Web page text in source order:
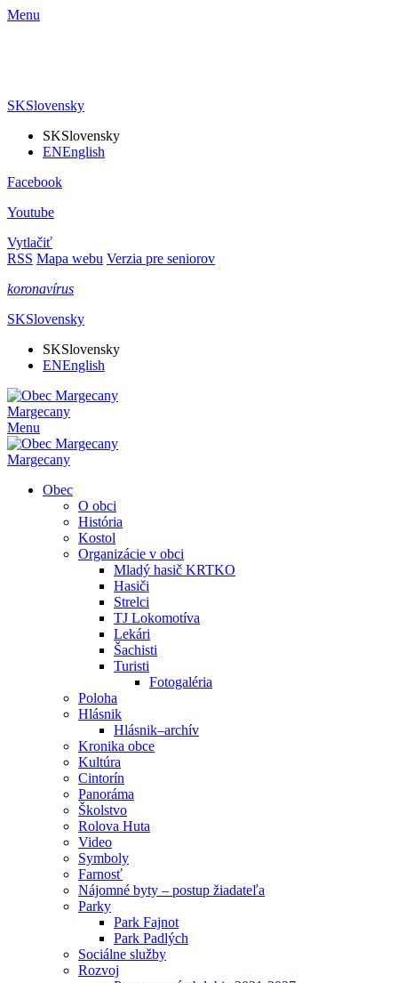
Menu
SKSlovensky
SKSlovensky
ENEnglish
Facebook
Youtube
Vytlačiť
RSS Mapa webu Verzia pre seniorov
koronavírus
SKSlovensky
SKSlovensky
ENEnglish
Margecany
Menu
Margecany
Obec
O obci
História
Kostol
Organizácie v obci
Mladý hasič KRTKO
Hasiči
Strelci
TJ Lokomotíva
Lekári
Šachisti
Turisti
Fotogaléria
Poloha
Hlásnik
Hlásnik–archív
Kronika obce
Kultúra
Cintorín
Panoráma
Školstvo
Rolova Huta
Video
Symboly
Farnosť
Nájomné byty – postup žiadateľa
Parky
Park Fajnot
Park Padlých
Sociálne služby
Rozvoj